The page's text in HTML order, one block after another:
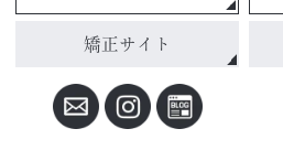
矯正サイト